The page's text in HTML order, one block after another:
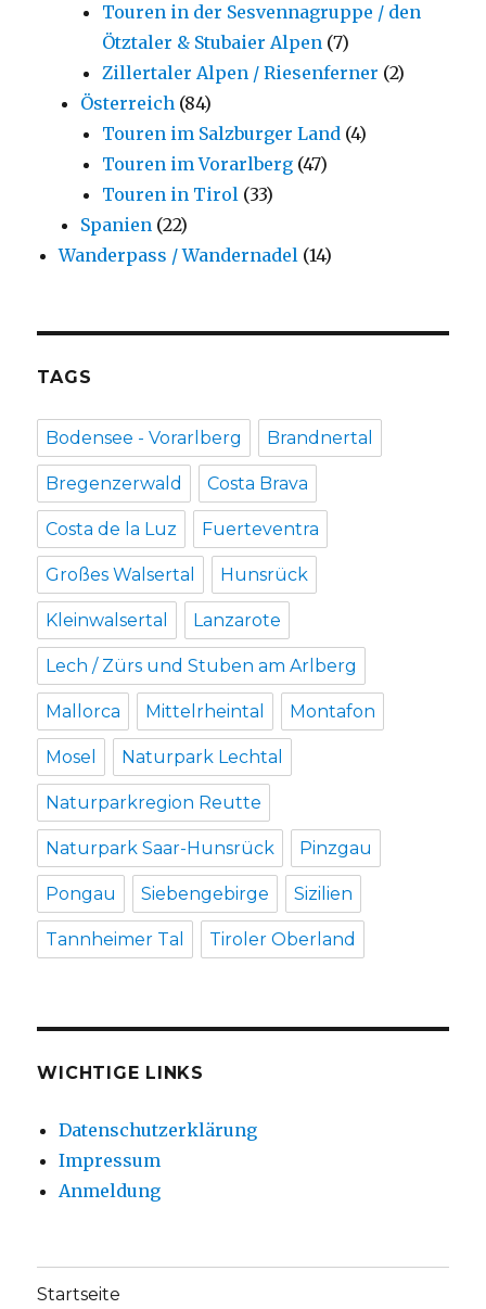
Touren in der Sesvennagruppe / den
Ötztaler & Stubaier Alpen (7)
Zillertaler Alpen / Riesenferner (2)
Österreich (84)
Touren im Salzburger Land (4)
Touren im Vorarlberg (47)
Touren in Tirol (33)
Spanien (22)
Wanderpass / Wandernadel (14)
TAGS
Bodensee - Vorarlberg Brandnertal
Bregenzerwald Costa Brava
Costa de la Luz Fuerteventra
Großes Walsertal Hunsrück
Kleinwalsertal Lanzarote
Lech / Zürs und Stuben am Arlberg
Mallorca Mittelrheintal Montafon
Mosel Naturpark Lechtal
Naturparkregion Reutte
Naturpark Saar-Hunsrück Pinzgau
Pongau Siebengebirge Sizilien
Tannheimer Tal Tiroler Oberland
WICHTIGE LINKS
Datenschutzerklärung
Impressum
Anmeldung
Startseite